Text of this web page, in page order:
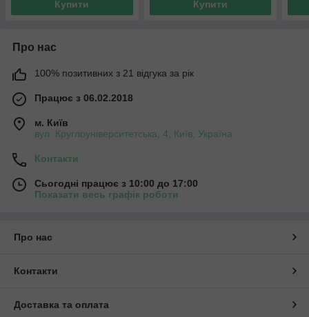
Купити Купити
Про нас
100% позитивних з 21 відгука за рік
Працює з 06.02.2018
м. Київ
вул. Круглоуніверситетська, 4, Київ, Україна
Контакти
Сьогодні працює з 10:00 до 17:00
Показати весь графік роботи
Про нас
Контакти
Доставка та оплата